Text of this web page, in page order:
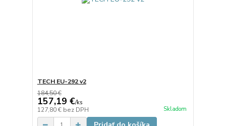
TECH EU-292 v2
184,50 €
157,19 €/ks
127,80 € bez DPH Skladom